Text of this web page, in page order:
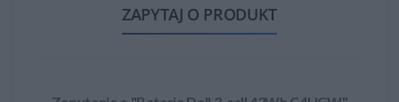
ZAPYTAJ O PRODUKT